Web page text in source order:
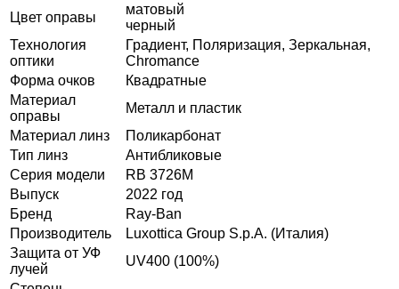
Цвет оправы
матовый
черный
Технология
оптики
Градиент, Поляризация, Зеркальная,
Chromance
Форма очков
Квадратные
Материал
оправы
Металл и пластик
Материал линз
Поликарбонат
Тип линз
Антибликовые
Серия модели
RB 3726M
Выпуск
2022 год
Бренд
Ray-Ban
Производитель
Luxottica Group S.p.A. (Италия)
Защита от УФ
лучей
UV400 (100%)